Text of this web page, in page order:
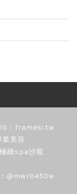
IG：framesi.tw
美容
緻spa沙龍
@mwr0450w